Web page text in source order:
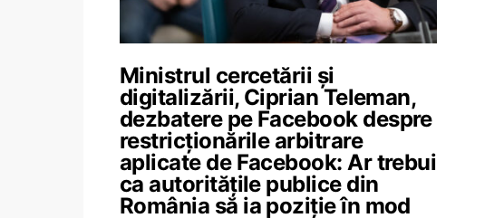
Ministrul cercetării și
digitalizării, Ciprian Teleman,
dezbatere pe Facebook despre
restricționările arbitrare
aplicate de Facebook: Ar trebui
ca autoritățile publice din
România să ia poziție în mod